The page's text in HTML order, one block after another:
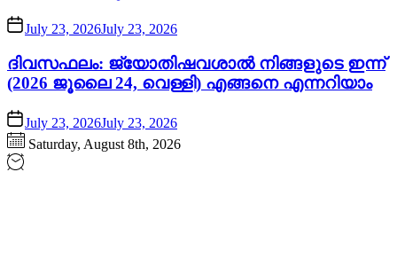
July 23, 2026July 23, 2026
ദിവസഫലം: ജ്യോതിഷവശാൽ നിങ്ങളുടെ ഇന്ന്‌
(2026 ജൂലൈ 24, വെള്ളി) എങ്ങനെ എന്നറിയാം
July 23, 2026July 23, 2026
Saturday, August 8th, 2026